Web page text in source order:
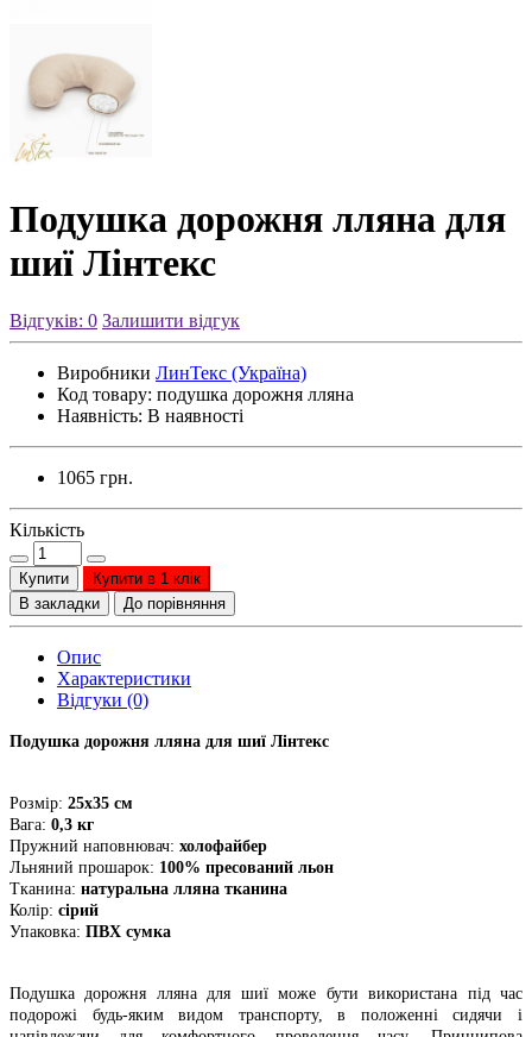
Подушка дорожня лляна для
шиї Лінтекс
Відгуків: 0 Залишити відгук
Виробники ЛинТекс (Україна)
Код товару: подушка дорожня лляна
Наявність: В наявності
1065 грн.
Кількість
Купити
Купити в 1 клік
В закладки
До порівняння
Опис
Характеристики
Відгуки (0)
Подушка дорожня лляна для шиї Лінтекс
Розмір: 25х35 см
Вага: 0,3 кг
Пружний наповнювач: холофайбер
Льняний прошарок: 100% пресований льон
Тканина: натуральна лляна тканина
Колір: сірий
Упаковка: ПВХ сумка
Подушка дорожня лляна для шиї може бути використана під час
подорожі будь-яким видом транспорту, в положенні сидячи і